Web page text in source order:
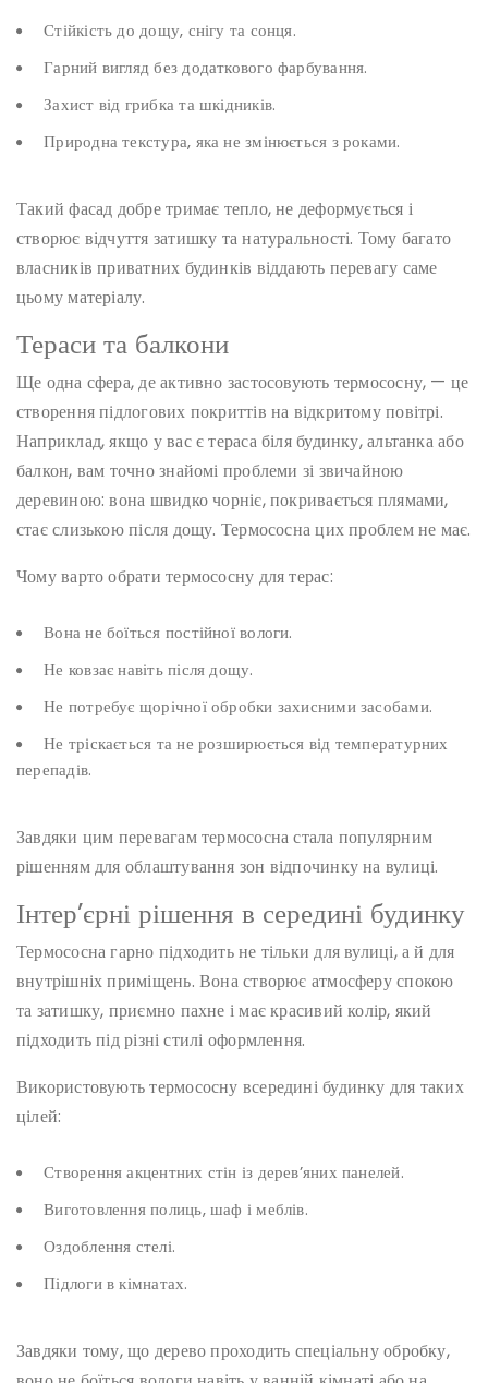
Стійкість до дощу, снігу та сонця.
Гарний вигляд без додаткового фарбування.
Захист від грибка та шкідників.
Природна текстура, яка не змінюється з роками.
Такий фасад добре тримає тепло, не деформується і
створює відчуття затишку та натуральності. Тому багато
власників приватних будинків віддають перевагу саме
цьому матеріалу.
Тераси та балкони
Ще одна сфера, де активно застосовують термососну, — це
створення підлогових покриттів на відкритому повітрі.
Наприклад, якщо у вас є тераса біля будинку, альтанка або
балкон, вам точно знайомі проблеми зі звичайною
деревиною: вона швидко чорніє, покривається плямами,
стає слизькою після дощу. Термососна цих проблем не має.
Чому варто обрати термососну для терас:
Вона не боїться постійної вологи.
Не ковзає навіть після дощу.
Не потребує щорічної обробки захисними засобами.
Не тріскається та не розширюється від температурних
перепадів.
Завдяки цим перевагам термососна стала популярним
рішенням для облаштування зон відпочинку на вулиці.
Інтер’єрні рішення в середині будинку
Термососна гарно підходить не тільки для вулиці, а й для
внутрішніх приміщень. Вона створює атмосферу спокою
та затишку, приємно пахне і має красивий колір, який
підходить під різні стилі оформлення.
Використовують термососну всередині будинку для таких
цілей:
Створення акцентних стін із дерев’яних панелей.
Виготовлення полиць, шаф і меблів.
Оздоблення стелі.
Підлоги в кімнатах.
Завдяки тому, що дерево проходить спеціальну обробку,